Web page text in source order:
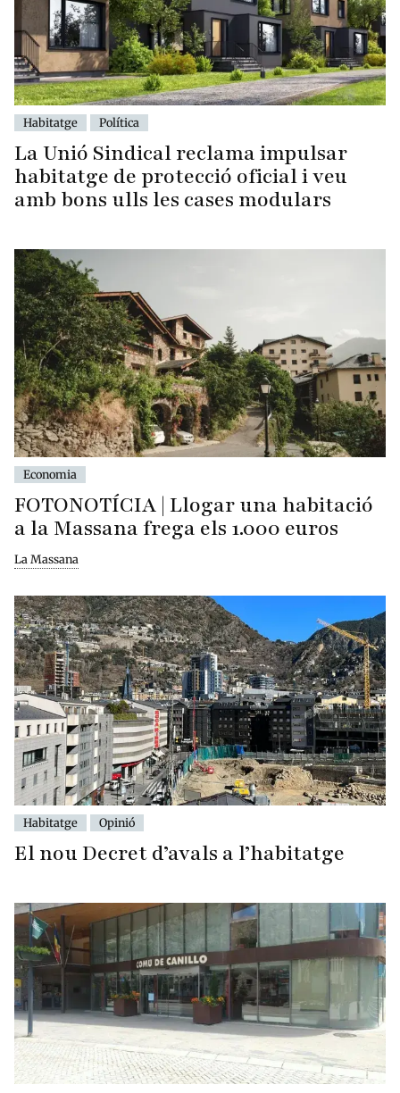
Habitatge Política
La Unió Sindical reclama impulsar
habitatge de protecció oficial i veu
amb bons ulls les cases modulars
Economia
FOTONOTÍCIA | Llogar una habitació
a la Massana frega els 1.000 euros
La Massana
Habitatge Opinió
El nou Decret d’avals a l’habitatge